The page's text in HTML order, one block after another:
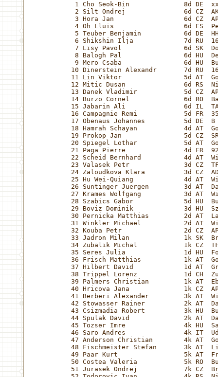
1 Cho Seok-Bin              8d DE
2 Silt Ondrej               6d CZ
3 Hora Jan                  6d CZ
4 Oh Lluis                  6d ES
5 Teuber Benjamin           6d
6 Shikshin Ilja             7d RU
7 Lisy Pavol                6d SK
8 Balogh Pal                6d HU
9 Mero Csaba                6d HU
10 Dinerstein Alexandr       7d
11 Lin Viktor                5d AT
12 Mitic Dusan               6d RS
13 Danek Vladimir            5d CZ
14 Burzo Cornel              6d RO
15 Jabarin Ali               6d IL
16 Campagnie Remi            5d
17 Obenaus Johannes          5d
18 Hamrah Schayan            4d
19 Prokop Jan                5d CZ
20 Spiegel Lothar            5d AT
21 Paga Pierre               4d FR
22 Scheid Bernhard           4d AT
23 Valasek Petr              3d CZ
24 Zaloudkova Klara          3d CZ
25 Hu Wei-Quiang             4d
26 Suntinger Juergen         3d
27 Krames Wolfgang           3d
28 Szabics Gabor             5d HU
29 Boviz Dominik             3d HU
30 Pernicka Matthias         2d
31 Winkler Michael           2d AT
32 Kouba Petr                2d CZ
33 Jadron Milan              1k SK
34 Zubalik Michal            1k CZ
35 Seres Julia               1d HU
36 Frisch Matthias           1k AT
37 Hilbert David             1d AT
38 Trippel Lorenz            1d CH
39 Palmers Christian         1k AT
40 Hricova Jana              1k CZ
41 Berberi Alexander         3k AT
42 Stowasser Rainer          2k
43 Csizmadia Robert          3k HU
44 Spulak David              2k
45 Tozser Imre               4k HU
46 Saro Andres               4k IT
47 Anderson Christian        4k
48 Fischmeister Stefan       3k
49 Paar Kurt                 5k AT
50 Costea Valeria            5k RO
51 Jurasek Ondrej            7k CZ